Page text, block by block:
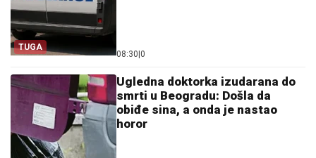
TUGA
08:30 0
Ugledna doktorka izudarana do
smrti u Beogradu: Došla da
obiđe sina, a onda je nastao
horor